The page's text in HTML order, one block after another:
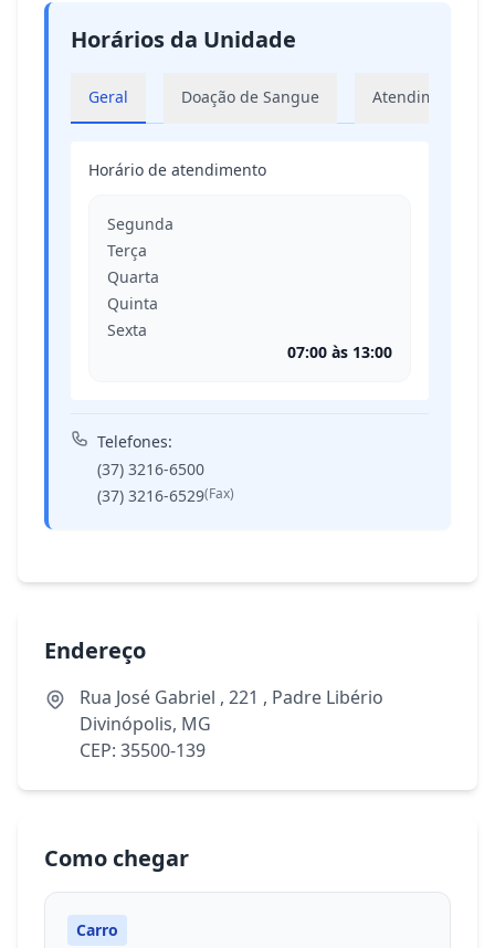
Horários da Unidade
Geral Doação de Sangue Atendimento
Horário de atendimento
Segunda
Terça
Quarta
Quinta
Sexta
07:00 às 13:00
Telefones:
(37) 3216-6500
(37) 3216-6529(Fax)
Endereço
Rua José Gabriel , 221 , Padre Libério
Divinópolis, MG
CEP: 35500-139
Como chegar
Carro